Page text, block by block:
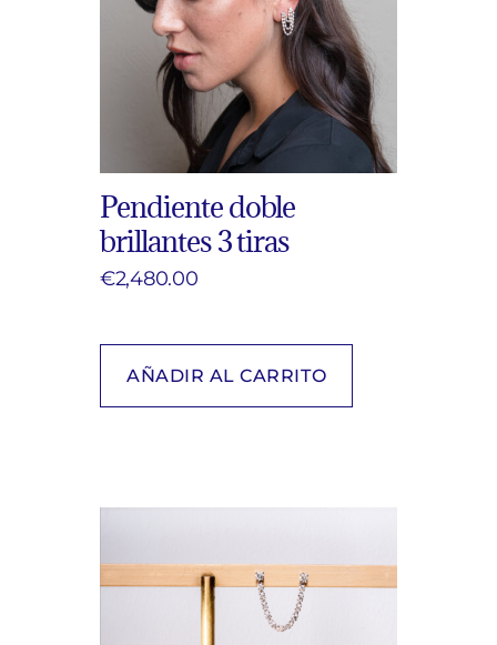
Pendiente doble
brillantes 3 tiras
€2,480.00
AÑADIR AL CARRITO